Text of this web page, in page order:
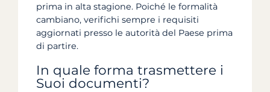
prima in alta stagione. Poiché le formalità
cambiano, verifichi sempre i requisiti
aggiornati presso le autorità del Paese prima
di partire.
In quale forma trasmettere i
Suoi documenti?